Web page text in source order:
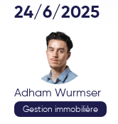
24/6/2025
Adham Wurmser
Gestion immobilière